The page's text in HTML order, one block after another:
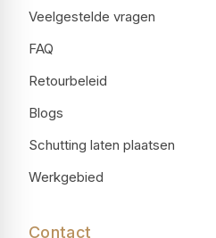
Veelgestelde vragen
FAQ
Retourbeleid
Blogs
Schutting laten plaatsen
Werkgebied
Contact